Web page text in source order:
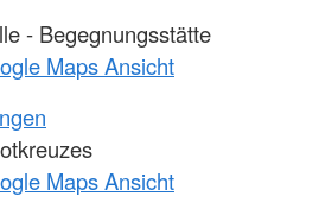
- Begegnungsstätte
Maps Ansicht
Maps Ansicht